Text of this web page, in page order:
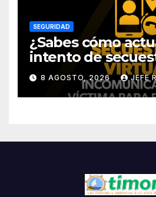
SEGURIDAD
¿Sabes cómo
intento de
La SSP te guía
8 AGOSTO, 2026 JEFE